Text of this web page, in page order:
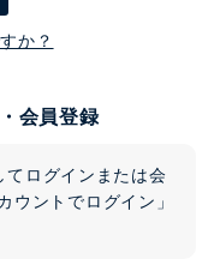
か？
会員登録
ログインまたは会
ウントでログイン」